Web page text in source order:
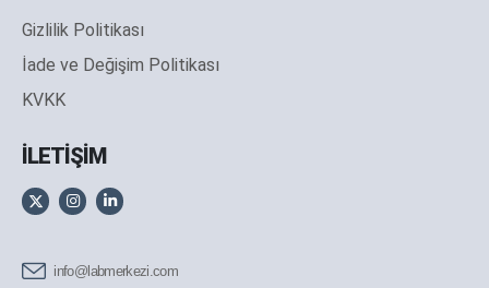
Gizlilik Politikası
İade ve Değişim Politikası
KVKK
İLETİŞİM
info@labmerkezi.com